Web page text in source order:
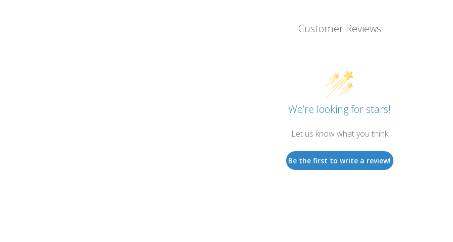
Customer Reviews
We’re looking for stars!
Let us know what you think
Be the first to write a review!